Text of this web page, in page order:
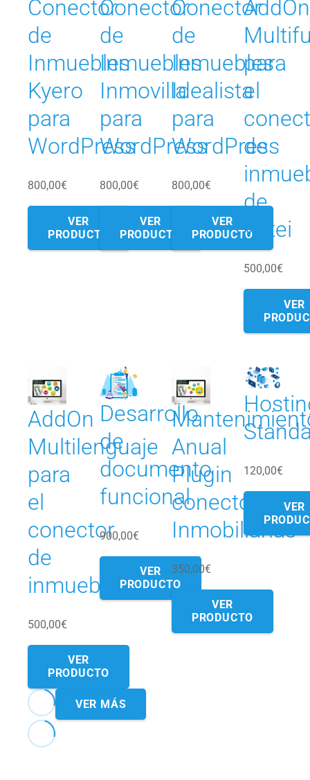
Conector
de
Inmuebles
Kyero
para
WordPress
800,00€
VER
PRODUCTO
Conector
de
Inmuebles
Inmovilla
para
WordPress
800,00€
VER
PRODUCTO
Conector
de
Inmuebles
Idealista
para
WordPress
800,00€
VER
PRODUCTO
AddOn
para
el
de
de
Witei
500,00€
VER
AddOn
Multilenguaje
para
el
conector
de
inmuebles
500,00€
VER
PRODUCTO
Desarrollo
de
documento
funcional
900,00€
VER
PRODUCTO
Anual
Plugin
conector
Inmobiliarias
350,00€
VER
PRODUCTO
120,00€
VER
VER MÁS